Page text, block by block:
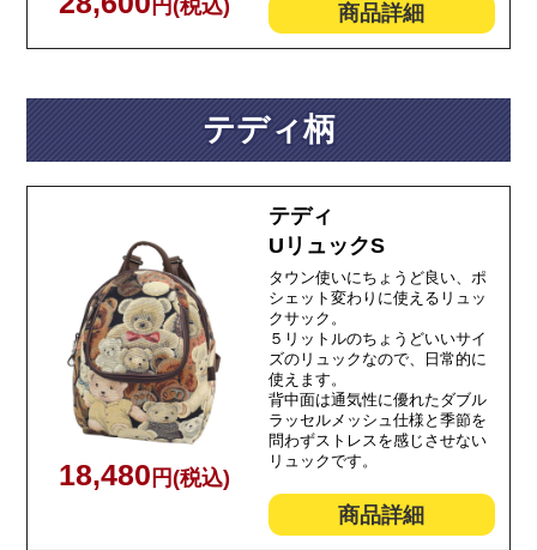
円(税込) 商品詳細
テディ柄
18,480 円(税込)
テディ
UリュックS
タウン使いにちょうど良い、ポ
シェット変わりに使えるリュッ
クサック。
５リットルのちょうどいいサイ
ズのリュックなので、日常的に
使えます。
背中面は通気性に優れたダブル
ラッセルメッシュ仕様と季節を
問わずストレスを感じさせない
リュックです。
商品詳細